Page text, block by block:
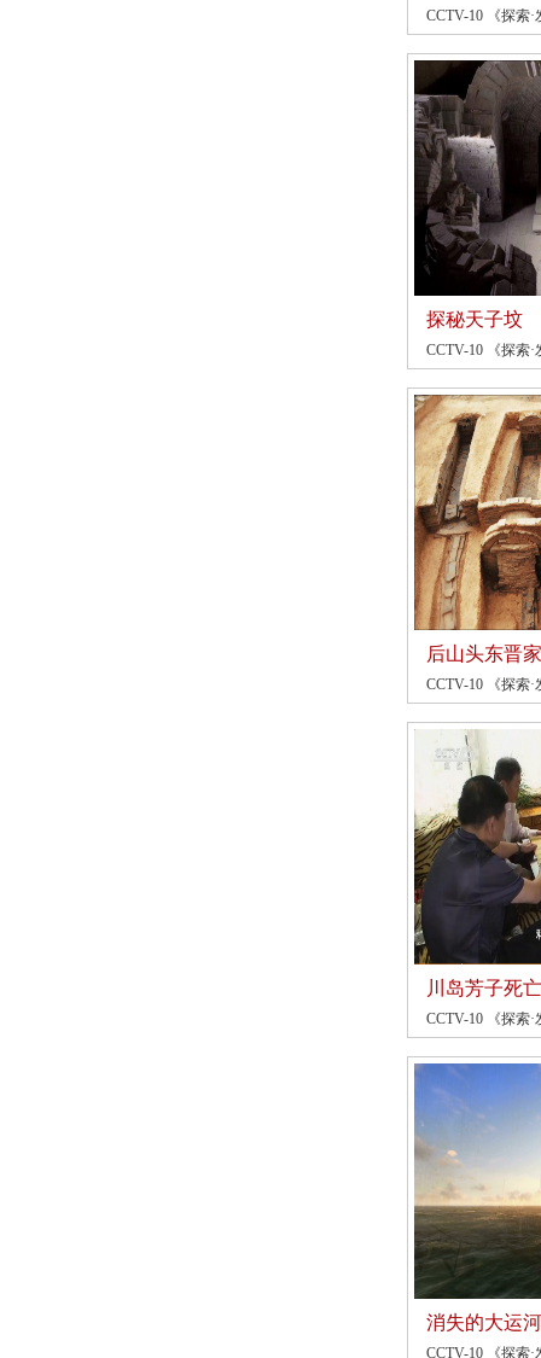
CCTV-10 《探索·
探秘天子坟
CCTV-10 《探索·
后山头东晋
CCTV-10 《探索·
川岛芳子死
CCTV-10 《探索·
消失的大运河
CCTV-10 《探索·